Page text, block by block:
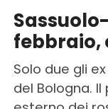
febbraio,
Solo due gli
del Bologna.